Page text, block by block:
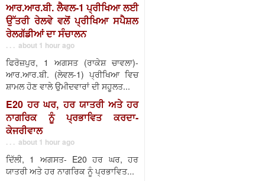
ਆਰ.ਆਰ.ਬੀ. ਲੈਵਲ-1 ਪ੍ਰੀਖਿਆ ਲਈ
ਉੱਤਰੀ ਰੇਲਵੇ ਵਲੋਂ ਪ੍ਰੀਖਿਆ ਸਪੈਸ਼ਲ
ਰੇਲਗੱਡੀਆਂ ਦਾ ਸੰਚਾਲਨ
. . . about 1 hour ago
ਫਿਰੋਜ਼ਪੁਰ, 1 ਅਗਸਤ (ਰਾਕੇਸ਼ ਚਾਵਲਾ)-
ਆਰ.ਆਰ.ਬੀ. (ਲੇਵਲ-1) ਪ੍ਰੀਖਿਆ ਵਿਚ
ਸ਼ਾਮਲ ਹੋਣ ਵਾਲੇ ਉਮੀਦਵਾਰਾਂ ਦੀ ਸਹੂਲਤ...
E20 ਹਰ ਘਰ, ਹਰ ਯਾਤਰੀ ਅਤੇ ਹਰ
ਨਾਗਰਿਕ ਨੂੰ ਪ੍ਰਭਾਵਿਤ ਕਰਦਾ-
ਕੇਜਰੀਵਾਲ
. . . about 1 hour ago
ਦਿੱਲੀ, 1 ਅਗਸਤ- E20 ਹਰ ਘਰ, ਹਰ
ਯਾਤਰੀ ਅਤੇ ਹਰ ਨਾਗਰਿਕ ਨੂੰ ਪ੍ਰਭਾਵਿਤ...